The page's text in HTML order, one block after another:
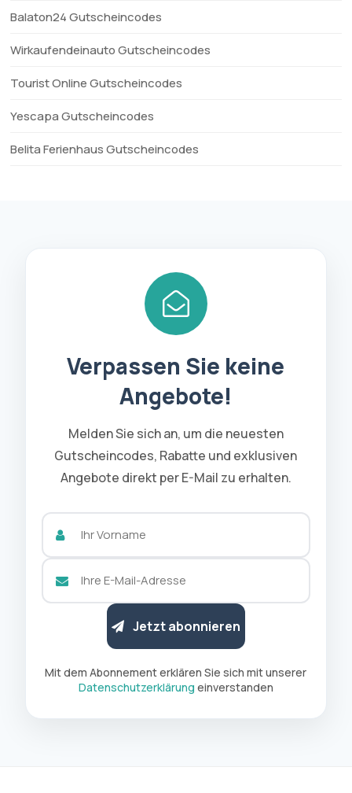
Balaton24 Gutscheincodes
Wirkaufendeinauto Gutscheincodes
Tourist Online Gutscheincodes
Yescapa Gutscheincodes
Belita Ferienhaus Gutscheincodes
Verpassen Sie keine
Angebote!
Melden Sie sich an, um die neuesten
Gutscheincodes, Rabatte und exklusiven
Angebote direkt per E-Mail zu erhalten.
Jetzt abonnieren
Mit dem Abonnement erklären Sie sich mit unserer
Datenschutzerklärung einverstanden